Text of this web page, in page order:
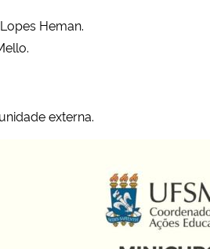
Heman.
externa.